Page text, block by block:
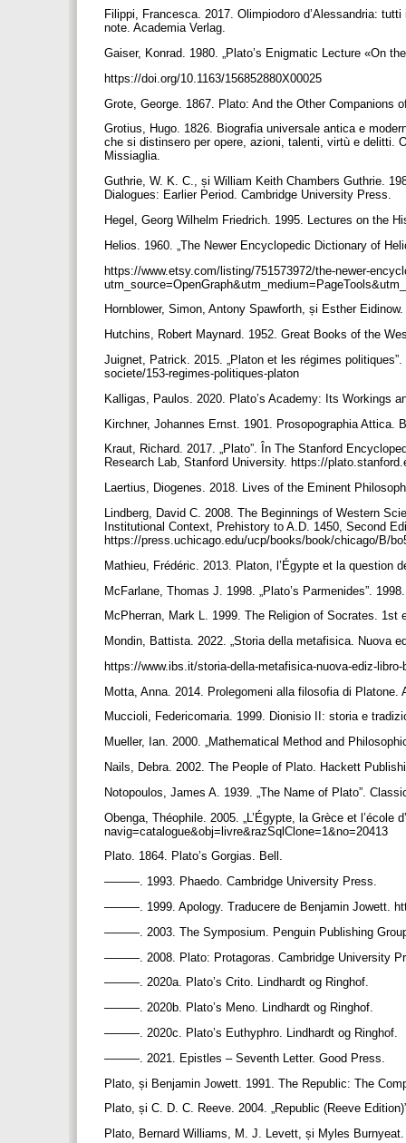
Filippi, Francesca. 2017. Olimpiodoro d’Alessandria:
note. Academia Verlag.
Gaiser, Konrad. 1980. „Plato’s Enigmatic Lecture «On
https://doi.org/10.1163/156852880X00025
Grote, George. 1867. Plato: And the Other Companions
Grotius, Hugo. 1826. Biografia universale antica e
che si distinsero per opere, azioni, talenti, virtù e delitti.
Missiaglia.
Guthrie, W. K. C., și William Keith Chambers Guthrie.
Dialogues: Earlier Period. Cambridge University Press.
Hegel, Georg Wilhelm Friedrich. 1995. Lectures on the
Helios. 1960. „The Newer Encyclopedic Dictionary of
https://www.etsy.com/listing/751573972/the-newer-
Hornblower, Simon, Antony Spawforth, și Esther
Hutchins, Robert Maynard. 1952. Great Books of the
Juignet, Patrick. 2015. „Platon et les régimes
societe/153-regimes-politiques-platon
Kalligas, Paulos. 2020. Plato’s Academy: Its Workings
Kirchner, Johannes Ernst. 1901. Prosopographia
Kraut, Richard. 2017. „Plato”. În The Stanford
Research Lab, Stanford University. https://
Laertius, Diogenes. 2018. Lives of the Eminent
Lindberg, David C. 2008. The Beginnings of Western
Institutional Context, Prehistory to A.D. 1450, Second
https://press.uchicago.edu/ucp/books/book/chicago/B/
Mathieu, Frédéric. 2013. Platon, l’Égypte et la question
McFarlane, Thomas J. 1998. „Plato’s Parmenides”.
McPherran, Mark L. 1999. The Religion of Socrates.
Mondin, Battista. 2022. „Storia della metafisica. Nuova
https://www.ibs.it/storia-della-metafisica-nuova-ediz-
Motta, Anna. 2014. Prolegomeni alla filosofia di Platone.
Muccioli, Federicomaria. 1999. Dionisio II: storia e
Mueller, Ian. 2000. „Mathematical Method and
Nails, Debra. 2002. The People of Plato. Hackett
Notopoulos, James A. 1939. „The Name of Plato”.
Obenga, Théophile. 2005. „L’Égypte, la Grèce et
navig=catalogue&obj=livre&razSqlClone=1&no=20413
Plato. 1864. Plato’s Gorgias. Bell.
———. 1993. Phaedo. Cambridge University Press.
———. 1999. Apology. Traducere de Benjamin Jowett.
———. 2003. The Symposium. Penguin Publishing
———. 2008. Plato: Protagoras. Cambridge University
———. 2020a. Plato’s Crito. Lindhardt og Ringhof.
———. 2020b. Plato’s Meno. Lindhardt og Ringhof.
———. 2020c. Plato’s Euthyphro. Lindhardt og Ringhof.
———. 2021. Epistles – Seventh Letter. Good Press.
Plato, și Benjamin Jowett. 1991. The Republic: The
Plato, și C. D. C. Reeve. 2004. „Republic (Reeve
Plato, Bernard Williams, M. J. Levett, și Myles